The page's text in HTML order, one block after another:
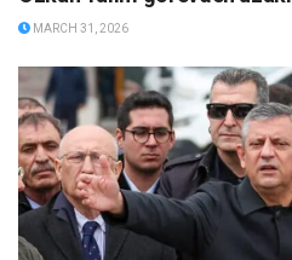
MARCH 31, 2026